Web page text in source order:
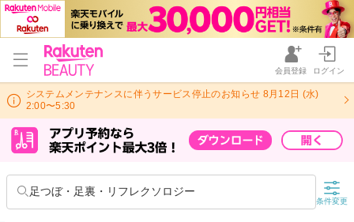
会員登録 ログイン
システムメンテナンスに伴うサービス停止のお知らせ 8月12日 (水)
2:00〜5:30
足つぼ・足裏・リフレクソロジー
条件変更